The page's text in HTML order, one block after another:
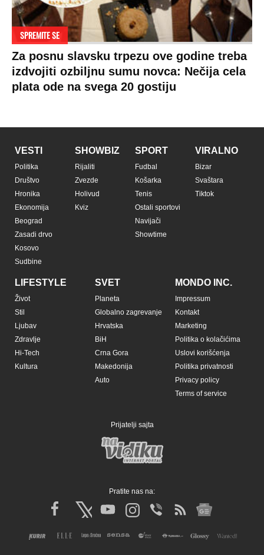
SPREMITE SE
Za posnu slavsku trpezu ove godine treba
izdvojiti ozbiljnu sumu novca: Nečija cela
plata ode na svega 20 gostiju
VESTI
Politika
Društvo
Hronika
Ekonomija
Beograd
Zasadi drvo
Kosovo
Sudbine
SHOWBIZ
Rijaliti
Zvezde
Holivud
Kviz
SPORT
Fudbal
Košarka
Tenis
Ostali sportovi
Navijači
Showtime
VIRALNO
Bizar
Svaštara
Tiktok
LIFESTYLE
Život
Stil
Ljubav
Zdravlje
Hi-Tech
Kultura
SVET
Planeta
Globalno zagrevanje
Hrvatska
BiH
Crna Gora
Makedonija
Auto
MONDO INC.
Impressum
Kontakt
Marketing
Politika o kolačićima
Uslovi korišćenja
Politika privatnosti
Privacy policy
Terms of service
Prijatelji sajta
Pratite nas na: